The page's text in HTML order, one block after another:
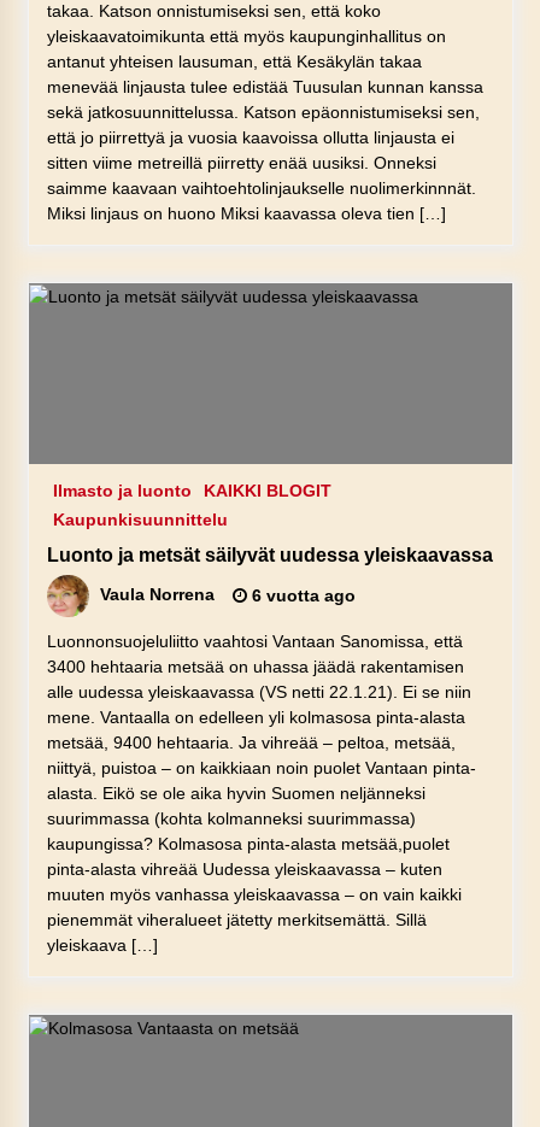
takaa. Katson onnistumiseksi sen, että koko
yleiskaavatoimikunta että myös kaupunginhallitus on
antanut yhteisen lausuman, että Kesäkylän takaa
menevää linjausta tulee edistää Tuusulan kunnan kanssa
sekä jatkosuunnittelussa. Katson epäonnistumiseksi sen,
että jo piirrettyä ja vuosia kaavoissa ollutta linjausta ei
sitten viime metreillä piirretty enää uusiksi. Onneksi
saimme kaavaan vaihtoehtolinjaukselle nuolimerkinnnät.
Miksi linjaus on huono Miksi kaavassa oleva tien […]
Ilmasto ja luonto
KAIKKI BLOGIT
Kaupunkisuunnittelu
Luonto ja metsät säilyvät uudessa yleiskaavassa
Vaula Norrena 6 vuotta ago
Luonnonsuojeluliitto vaahtosi Vantaan Sanomissa, että
3400 hehtaaria metsää on uhassa jäädä rakentamisen
alle uudessa yleiskaavassa (VS netti 22.1.21). Ei se niin
mene. Vantaalla on edelleen yli kolmasosa pinta-alasta
metsää, 9400 hehtaaria. Ja vihreää – peltoa, metsää,
niittyä, puistoa – on kaikkiaan noin puolet Vantaan pinta-
alasta. Eikö se ole aika hyvin Suomen neljänneksi
suurimmassa (kohta kolmanneksi suurimmassa)
kaupungissa? Kolmasosa pinta-alasta metsää,puolet
pinta-alasta vihreää Uudessa yleiskaavassa – kuten
muuten myös vanhassa yleiskaavassa – on vain kaikki
pienemmät viheralueet jätetty merkitsemättä. Sillä
yleiskaava […]